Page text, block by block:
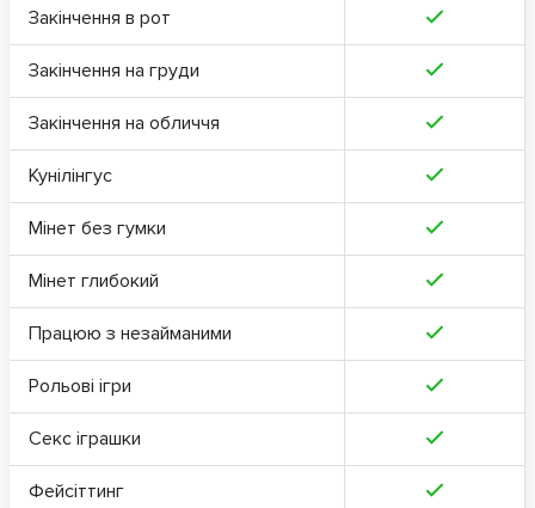
Закінчення в рот
Закінчення на груди
Закінчення на обличчя
Кунілінгус
Мінет без гумки
Мінет глибокий
Працюю з незайманими
Рольові ігри
Секс іграшки
Фейсіттинг